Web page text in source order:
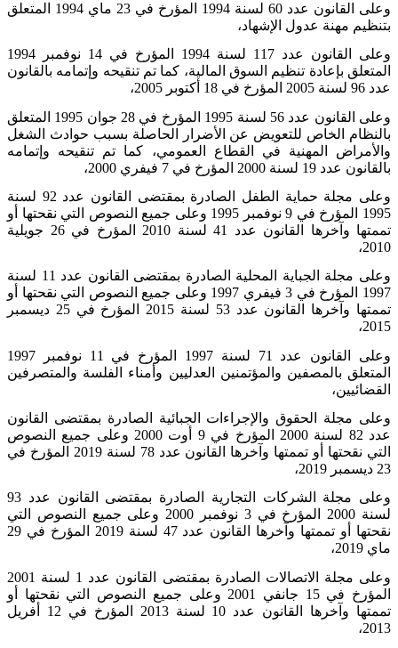
وعلى القانون عدد 60 لسنة 1994 المؤرخ في 23 ماي
1994 المتعلق
بتنظيم مهنة عدول الإشهاد،
وعلى القانون عدد 117 لسنة 1994 المؤرخ في 14 نوفمبر
1994
المتعلق بإعادة تنظيم السوق المالية، كما تم تنقيحه وإتمامه بالقانون
عدد 96 لسنة 2005 المؤرخ في 18 أكتوبر 2005،
وعلى القانون عدد 56 لسنة 1995 المؤرخ في 28 جوان
1995 المتعلق
بالنظام الخاص للتعويض عن الأضرار الحاصلة بسبب حوادث الشغل
والأمراض المهنية في القطاع العمومي، كما تم تنقيحه وإتمامه
بالقانون عدد 19 لسنة 2000 المؤرخ في 7 فيفري 2000،
وعلى مجلة حماية الطفل الصادرة بمقتضى القانون عدد 92 لسنة
1995 المؤرخ في 9 نوفمبر 1995 وعلى جميع النصوص التي نقحتها أو
تممتها وآخرها القانون عدد 41 لسنة 2010 المؤرخ في 26 جويلية
2010،
وعلى مجلة الجباية المحلية الصادرة بمقتضى القانون عدد 11 لسنة
1997 المؤرخ في 3 فيفري 1997 وعلى جميع النصوص التي نقحتها أو
تممتها وآخرها القانون عدد 53 لسنة
2015
المؤرخ في 25 ديسمبر
2015،
وعلى القانون عدد 71 لسنة 1997 المؤرخ في 11 نوفمبر
1997
المتعلق بالمصفين والمؤتمنين العدليين وأمناء الفلسة والمتصرفين
القضائيين،
وعلى مجلة الحقوق والإجراءات الجبائية الصادرة بمقتضى القانون
عدد 82 لسنة 2000 المؤرخ في 9 أوت 2000 وعلى جميع النصوص
التي نقحتها أو تممتها وآخرها القانون عدد 78 لسنة 2019 المؤرخ في
23 ديسمبر 2019،
وعلى مجلة الشركات التجارية الصادرة بمقتضى القانون عدد 93
لسنة 2000 المؤرخ في 3 نوفمبر 2000 وعلى جميع النصوص التي
نقحتها أو تممتها وآخرها القانون عدد 47 لسنة
2019
المؤرخ في 29
ماي 2019،
وعلى مجلة الاتصالات الصادرة بمقتضى القانون عدد 1 لسنة
2001
المؤرخ في 15 جانفي 2001 وعلى جميع النصوص التي نقحتها أو
تممتها وآخرها القانون عدد 10 لسنة 2013 المؤرخ في 12 أفريل
2013،